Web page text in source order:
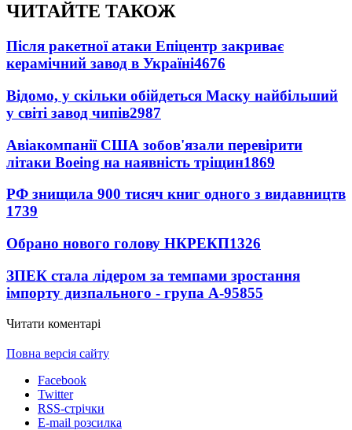
ЧИТАЙТЕ ТАКОЖ
Після ракетної атаки Епіцентр закриває
керамічний завод в Україні4676
Відомо, у скільки обійдеться Маску найбільший
у світі завод чипів2987
Авіакомпанії США зобов'язали перевірити
літаки Boeing на наявність тріщин1869
РФ знищила 900 тисяч книг одного з видавництв
1739
Обрано нового голову НКРЕКП1326
ЗПЕК стала лідером за темпами зростання
імпорту дизпального - група А-95855
Читати коментарі
Повна версія сайту
Facebook
Twitter
RSS-стрічки
E-mail розсилка